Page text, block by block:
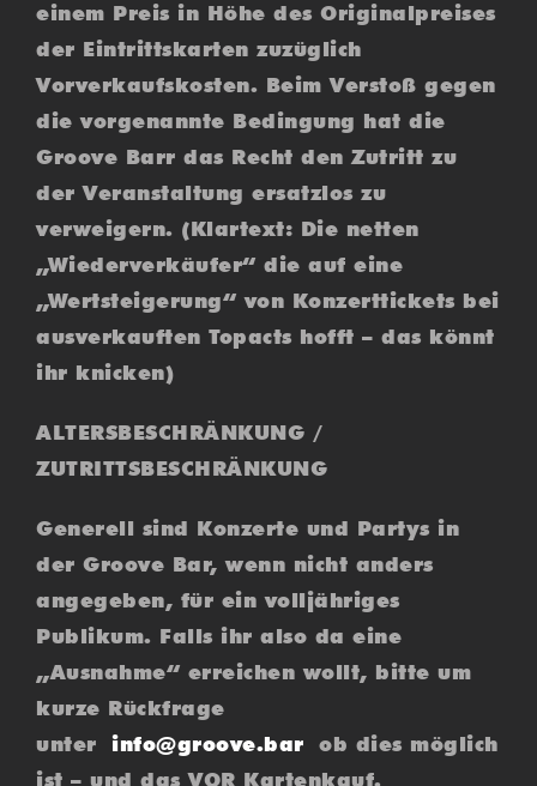
einem Preis in Höhe des Originalpreises
der Eintrittskarten zuzüglich
Vorverkaufskosten. Beim Verstoß gegen
die vorgenannte Bedingung hat die
Groove Barr das Recht den Zutritt zu
der Veranstaltung ersatzlos zu
verweigern. (Klartext: Die netten
„Wiederverkäufer“ die auf eine
„Wertsteigerung“ von Konzerttickets bei
ausverkauften Topacts hofft – das könnt
ihr knicken)
ALTERSBESCHRÄNKUNG /
ZUTRITTSBESCHRÄNKUNG
Generell sind Konzerte und Partys in
der Groove Bar, wenn nicht anders
angegeben, für ein volljähriges
Publikum. Falls ihr also da eine
„Ausnahme“ erreichen wollt, bitte um
kurze Rückfrage
unter info@groove.bar ob dies möglich
ist – und das VOR Kartenkauf.